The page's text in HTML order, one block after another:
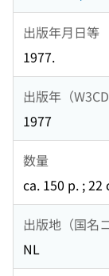
出版年月日等
1977.
出版年（
1977
数量
ca. 150 p. ; 22
出版地（国名
NL